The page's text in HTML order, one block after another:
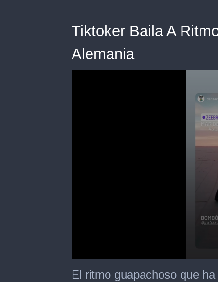
Tiktoker Baila A
Alemania
seconds
of
El ritmo guapachoso que